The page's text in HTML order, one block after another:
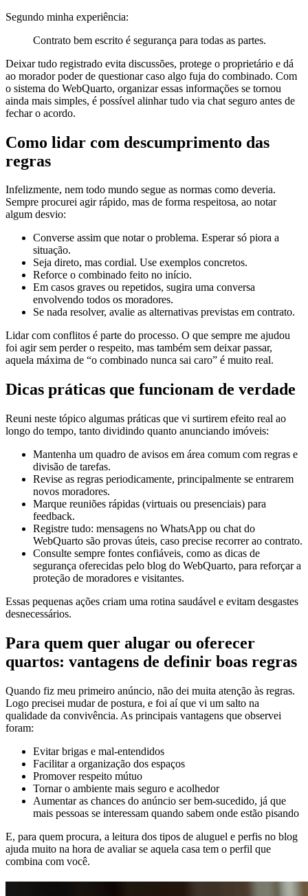
Segundo minha experiência:
Contrato bem escrito é segurança para todas as partes.
Deixar tudo registrado evita discussões, protege o proprietário e dá
ao morador poder de questionar caso algo fuja do combinado. Com
o sistema do WebQuarto, organizar essas informações se tornou
ainda mais simples, é possível alinhar tudo via chat seguro antes de
fechar o acordo.
Como lidar com descumprimento das
regras
Infelizmente, nem todo mundo segue as normas como deveria.
Sempre procurei agir rápido, mas de forma respeitosa, ao notar
algum desvio:
Converse assim que notar o problema. Esperar só piora a
situação.
Seja direto, mas cordial. Use exemplos concretos.
Reforce o combinado feito no início.
Em casos graves ou repetidos, sugira uma conversa
envolvendo todos os moradores.
Se nada resolver, avalie as alternativas previstas em contrato.
Lidar com conflitos é parte do processo. O que sempre me ajudou
foi agir sem perder o respeito, mas também sem deixar passar,
aquela máxima de “o combinado nunca sai caro” é muito real.
Dicas práticas que funcionam de verdade
Reuni neste tópico algumas práticas que vi surtirem efeito real ao
longo do tempo, tanto dividindo quanto anunciando imóveis:
Mantenha um quadro de avisos em área comum com regras e
divisão de tarefas.
Revise as regras periodicamente, principalmente se entrarem
novos moradores.
Marque reuniões rápidas (virtuais ou presenciais) para
feedback.
Registre tudo: mensagens no WhatsApp ou chat do
WebQuarto são provas úteis, caso precise recorrer ao contrato.
Consulte sempre fontes confiáveis, como as dicas de
segurança oferecidas pelo blog do WebQuarto, para reforçar a
proteção de moradores e visitantes.
Essas pequenas ações criam uma rotina saudável e evitam desgastes
desnecessários.
Para quem quer alugar ou oferecer
quartos: vantagens de definir boas regras
Quando fiz meu primeiro anúncio, não dei muita atenção às regras.
Logo precisei mudar de postura, e foi aí que vi um salto na
qualidade da convivência. As principais vantagens que observei
foram:
Evitar brigas e mal-entendidos
Facilitar a organização dos espaços
Promover respeito mútuo
Tornar o ambiente mais seguro e acolhedor
Aumentar as chances do anúncio ser bem-sucedido, já que
mais pessoas se interessam quando sabem onde estão pisando
E, para quem procura, a leitura dos tipos de aluguel e perfis no blog
ajuda muito na hora de avaliar se aquela casa tem o perfil que
combina com você.